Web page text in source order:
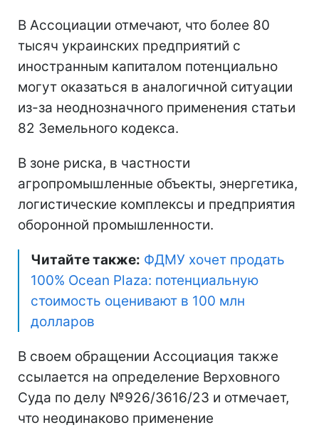
В Ассоциации отмечают, что более 80
тысяч украинских предприятий с
иностранным капиталом потенциально
могут оказаться в аналогичной ситуации
из-за неоднозначного применения статьи
82 Земельного кодекса.
В зоне риска, в частности
агропромышленные объекты, энергетика,
логистические комплексы и предприятия
оборонной промышленности.
Читайте также: ФДМУ хочет продать
100% Ocean Plaza: потенциальную
стоимость оценивают в 100 млн
долларов
В своем обращении Ассоциация также
ссылается на определение Верховного
Суда по делу №926/3616/23 и отмечает,
что неодинаково применение